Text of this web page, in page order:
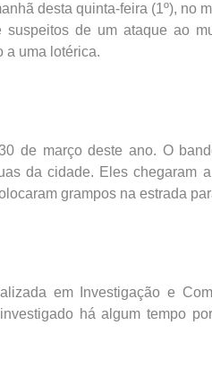
desta quinta-feira (1º), no
suspeitos de um ataque ao
a uma lotérica.
de março deste ano. O
da cidade. Eles chegaram
grampos na estrada
em Investigação e
há algum tempo